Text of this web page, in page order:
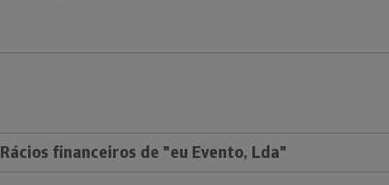
Rácios financeiros de "eu Evento, Lda"